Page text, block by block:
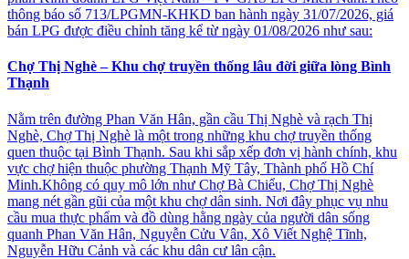
thông báo số 713/LPGMN-KHKD ban hành ngày 31/07/2026, giá
bán LPG được điều chỉnh tăng kể từ ngày 01/08/2026 như sau:
Chợ Thị Nghè – Khu chợ truyền thống lâu đời giữa lòng Bình
Thạnh
Nằm trên đường Phan Văn Hân, gần cầu Thị Nghè và rạch Thị
Nghè, Chợ Thị Nghè là một trong những khu chợ truyền thống
quen thuộc tại Bình Thạnh. Sau khi sắp xếp đơn vị hành chính, khu
vực chợ hiện thuộc phường Thạnh Mỹ Tây, Thành phố Hồ Chí
Minh.Không có quy mô lớn như Chợ Bà Chiểu, Chợ Thị Nghè
mang nét gần gũi của một khu chợ dân sinh. Nơi đây phục vụ nhu
cầu mua thực phẩm và đồ dùng hằng ngày của người dân sống
quanh Phan Văn Hân, Nguyễn Cửu Vân, Xô Viết Nghệ Tĩnh,
Nguyễn Hữu Cảnh và các khu dân cư lân cận.